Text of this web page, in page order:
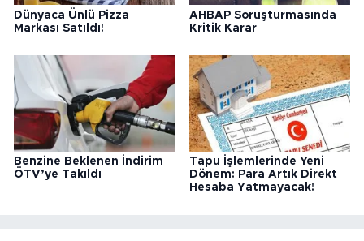
Dünyaca Ünlü Pizza
Markası Satıldı!
AHBAP Soruşturmasında
Kritik Karar
Benzine Beklenen İndirim
ÖTV’ye Takıldı
Tapu İşlemlerinde Yeni
Dönem: Para Artık Direkt
Hesaba Yatmayacak!